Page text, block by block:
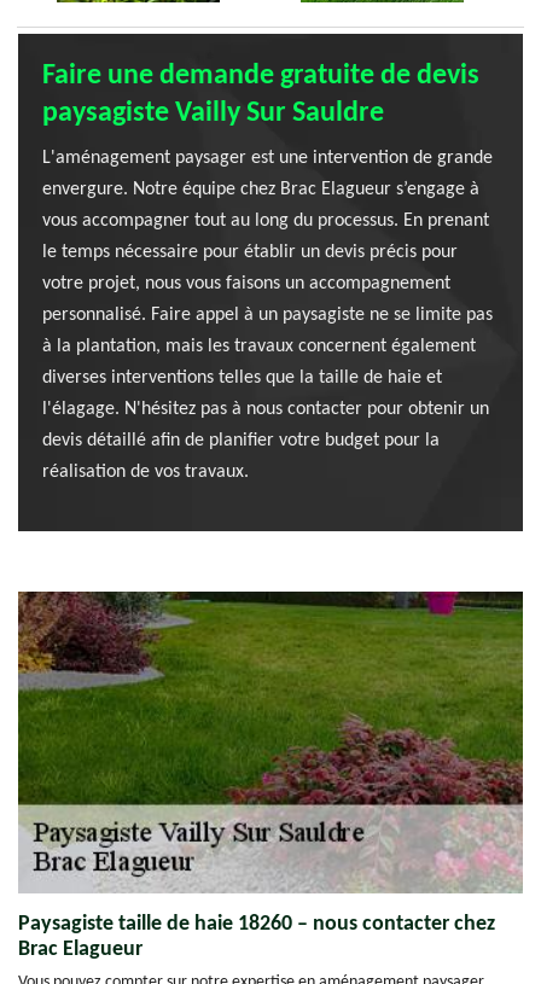
Faire une demande gratuite de devis
paysagiste Vailly Sur Sauldre
L'aménagement paysager est une intervention de grande
envergure. Notre équipe chez Brac Elagueur s’engage à
vous accompagner tout au long du processus. En prenant
le temps nécessaire pour établir un devis précis pour
votre projet, nous vous faisons un accompagnement
personnalisé. Faire appel à un paysagiste ne se limite pas
à la plantation, mais les travaux concernent également
diverses interventions telles que la taille de haie et
l'élagage. N'hésitez pas à nous contacter pour obtenir un
devis détaillé afin de planifier votre budget pour la
réalisation de vos travaux.
Paysagiste taille de haie 18260 – nous contacter chez
Brac Elagueur